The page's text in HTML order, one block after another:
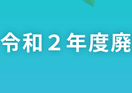
令和２年度